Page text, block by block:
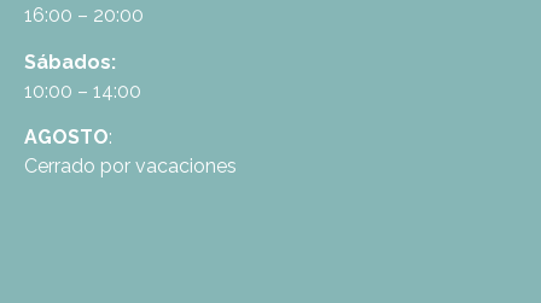
16:00 – 20:00
Sábados:
10:00 – 14:00
AGOSTO:
Cerrado por vacaciones